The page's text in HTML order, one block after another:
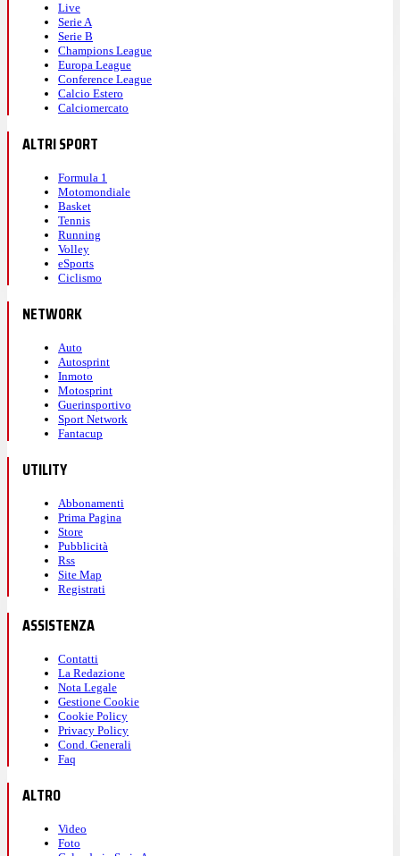
Live
Serie A
Serie B
Champions League
Europa League
Conference League
Calcio Estero
Calciomercato
ALTRI SPORT
Formula 1
Motomondiale
Basket
Tennis
Running
Volley
eSports
Ciclismo
NETWORK
Auto
Autosprint
Inmoto
Motosprint
Guerinsportivo
Sport Network
Fantacup
UTILITY
Abbonamenti
Prima Pagina
Store
Pubblicità
Rss
Site Map
Registrati
ASSISTENZA
Contatti
La Redazione
Nota Legale
Gestione Cookie
Cookie Policy
Privacy Policy
Cond. Generali
Faq
ALTRO
Video
Foto